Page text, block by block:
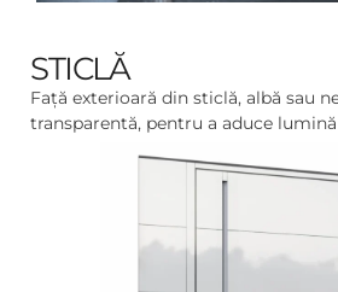
STICLĂ
Față exterioară din sticlă, albă sau
transparentă, pentru a aduce